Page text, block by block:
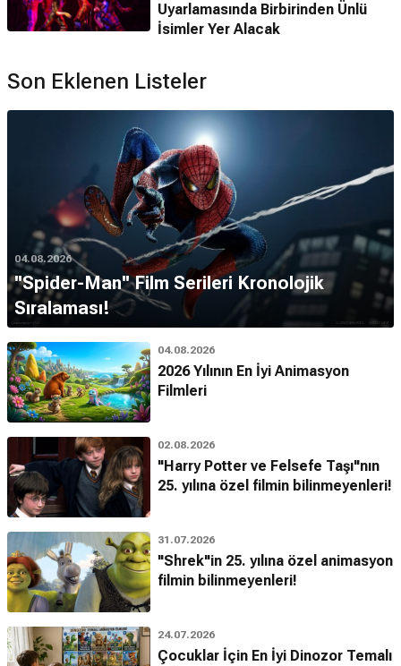
Uyarlamasında Birbirinden Ünlü
İsimler Yer Alacak
Son Eklenen Listeler
04.08.2026
''Spider-Man'' Film Serileri Kronolojik
Sıralaması!
04.08.2026
2026 Yılının En İyi Animasyon
Filmleri
02.08.2026
"Harry Potter ve Felsefe Taşı"nın
25. yılına özel filmin bilinmeyenleri!
31.07.2026
"Shrek"in 25. yılına özel animasyon
filmin bilinmeyenleri!
24.07.2026
Çocuklar İçin En İyi Dinozor Temalı